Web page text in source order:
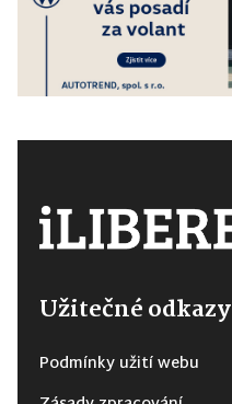
Užitečné odkazy
Podmínky užití webu